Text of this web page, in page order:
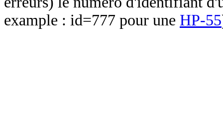
example : id=777 pour une HP-55